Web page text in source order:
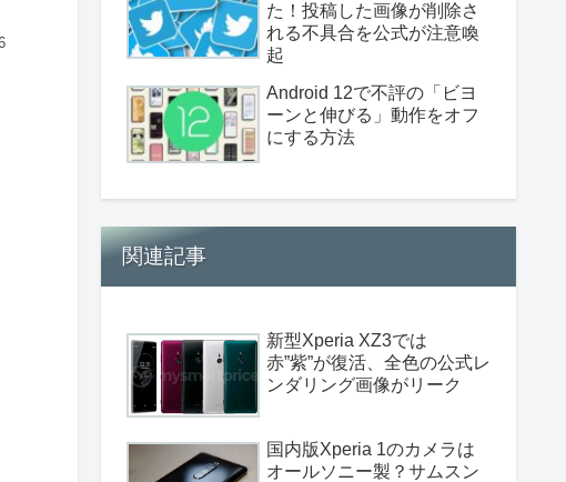
た！投稿した画像が削除さ
れる不具合を公式が注意喚
起
Android 12で不評の「ビヨ
ーンと伸びる」動作をオフ
にする方法
関連記事
新型Xperia XZ3では
赤”紫”が復活、全色の公式レ
ンダリング画像がリーク
国内版Xperia 1のカメラは
オールソニー製？サムスン